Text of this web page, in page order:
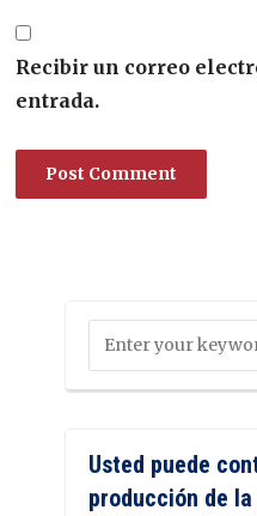
Recibir un correo
entrada.
Usted puede
producción de